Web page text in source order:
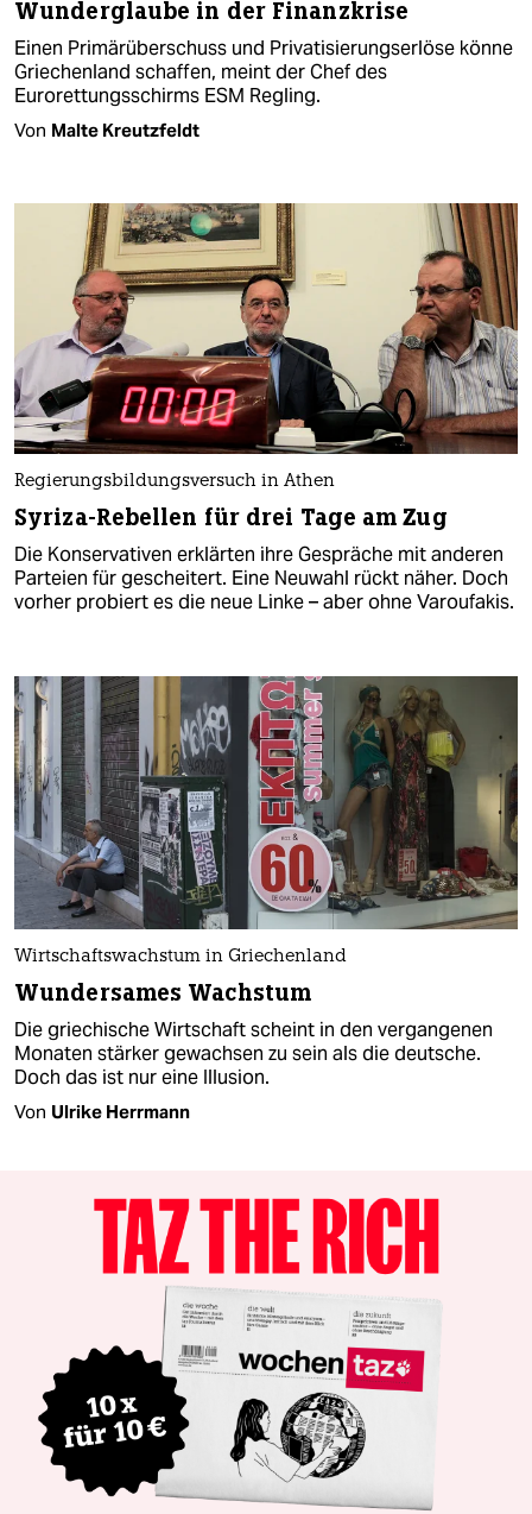
Wunderglaube in der Finanzkrise
Einen Primärüberschuss und Privatisierungserlöse könne
Griechenland schaffen, meint der Chef des
Eurorettungsschirms ESM Regling.
Von Malte Kreutzfeldt
Regierungsbildungsversuch in Athen
Syriza-Rebellen für drei Tage am Zug
Die Konservativen erklärten ihre Gespräche mit anderen
Parteien für gescheitert. Eine Neuwahl rückt näher. Doch
vorher probiert es die neue Linke – aber ohne Varoufakis.
Wirtschaftswachstum in Griechenland
Wundersames Wachstum
Die griechische Wirtschaft scheint in den vergangenen
Monaten stärker gewachsen zu sein als die deutsche.
Doch das ist nur eine Illusion.
Von Ulrike Herrmann